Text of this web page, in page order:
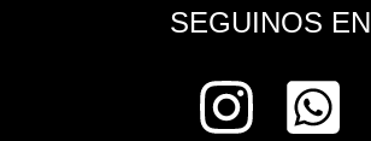
SEGUINOS EN